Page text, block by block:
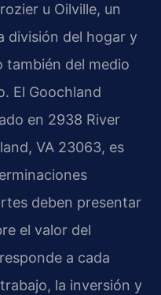
u Oilville, un
división del hogar y
también del medio
El Goochland
en 2938 River
VA 23063, es
deben presentar
el valor del
a cada
la inversión y